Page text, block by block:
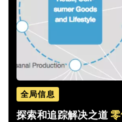
全局信息
探索和追踪解决之道